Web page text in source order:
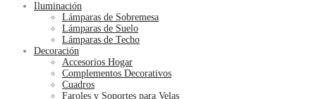
Iluminación
Lámparas de Sobremesa
Lámparas de Suelo
Lámparas de Techo
Decoración
Accesorios Hogar
Complementos Decorativos
Cuadros
Faroles y Soportes para Velas